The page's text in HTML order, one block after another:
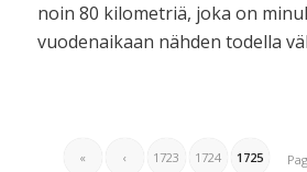
noin 80 kilometriä, joka on
vuodenaikaan nähden todella
« ‹ 1723 1724 1725